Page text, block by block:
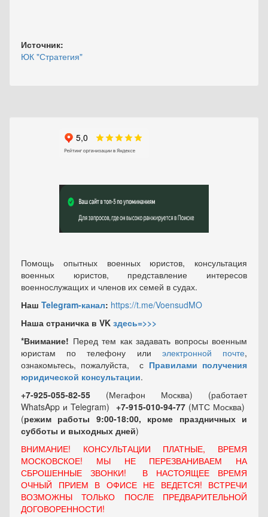
Источник:
ЮК "Стратегия"
Помощь опытных военных юристов, консультация
военных юристов, представление интересов
военнослужащих и членов их семей в судах.
Наш Telegram-канал: https://t.me/VoensudMO
Наша страничка в VK здесь=>>>
*Внимание! Перед тем как задавать вопросы военным
юристам по телефону или электронной почте,
ознакомьтесь, пожалуйста, с Правилами получения
юридической консультации.
+7-925-055-82-55 (Мегафон Москва) (работает
WhatsApp и Telegram) +7-915-010-94-77 (МТС Москва)
(режим работы 9:00-18:00, кроме праздничных и
субботы и выходных дней)
ВНИМАНИЕ! КОНСУЛЬТАЦИИ ПЛАТНЫЕ, ВРЕМЯ
МОСКОВСКОЕ! МЫ НЕ ПЕРЕЗВАНИВАЕМ НА
СБРОШЕННЫЕ ЗВОНКИ! В НАСТОЯЩЕЕ ВРЕМЯ
ОЧНЫЙ ПРИЕМ В ОФИСЕ НЕ ВЕДЕТСЯ! ВСТРЕЧИ
ВОЗМОЖНЫ ТОЛЬКО ПОСЛЕ ПРЕДВАРИТЕЛЬНОЙ
ДОГОВОРЕННОСТИ!